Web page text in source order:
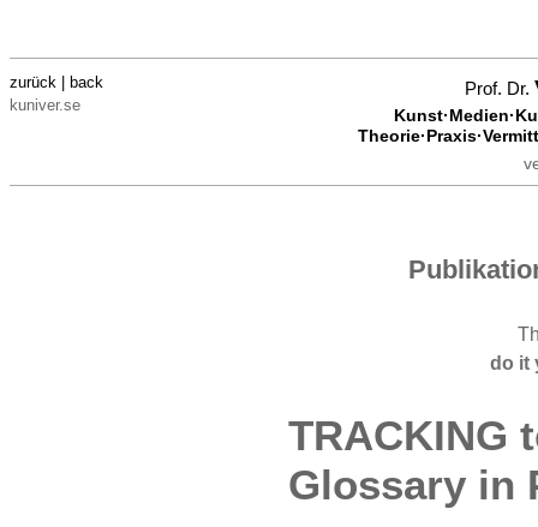
zurück | back
kuniver.se
Prof. Dr.
do it
TRACKING
Glossary in